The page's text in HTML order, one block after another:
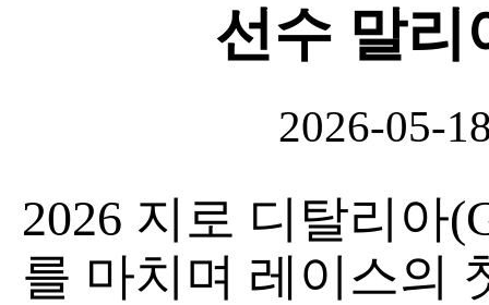
선수 말리
2026-05-
2026 지로 디탈리아
를 마치며 레이스의